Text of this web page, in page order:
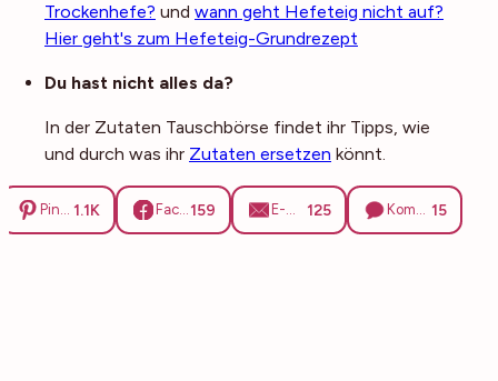
Trockenhefe? und wann geht Hefeteig nicht auf?
Hier geht's zum Hefeteig-Grundrezept
Du hast nicht alles da?
In der Zutaten Tauschbörse findet ihr Tipps, wie
und durch was ihr Zutaten ersetzen könnt.
Pinterest 1.1K Facebook159 E-Mail 125 Kommentare 15